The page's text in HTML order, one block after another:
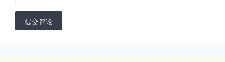
提交评论